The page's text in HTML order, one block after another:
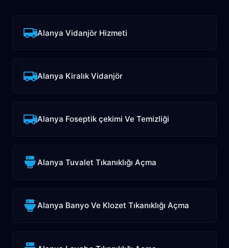
Alanya Vidanjör Hizmeti
Alanya Kiralık Vidanjör
Alanya Foseptik çekimi Ve Temizliği
Alanya Tuvalet Tıkanıklığı Açma
Alanya Banyo Ve Klozet Tıkanıklığı Açma